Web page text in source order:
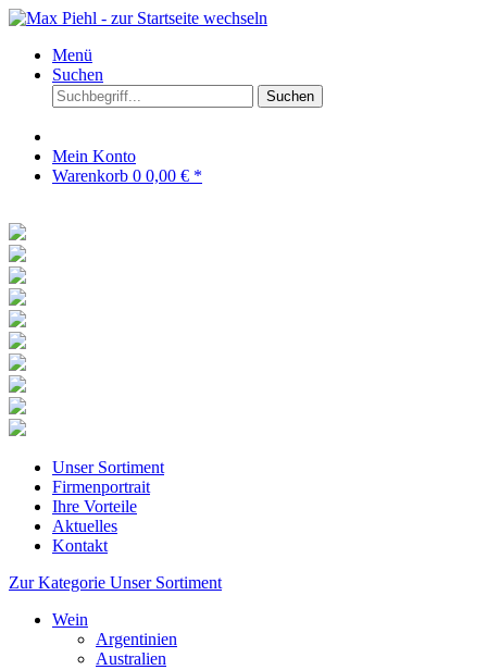
Menü
Suchen
Suchen
Mein Konto
Warenkorb 0 0,00 € *
Unser Sortiment
Firmenportrait
Ihre Vorteile
Aktuelles
Kontakt
Zur Kategorie Unser Sortiment
Wein
Argentinien
Australien